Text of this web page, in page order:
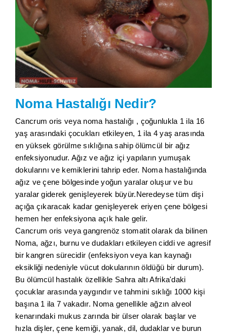
Noma Hastalığı Nedir?
Cancrum oris veya noma hastalığı , çoğunlukla 1 ila 16
yaş arasındaki çocukları etkileyen, 1 ila 4 yaş arasında
en yüksek görülme sıklığına sahip ölümcül bir ağız
enfeksiyonudur. Ağız ve ağız içi yapıların yumuşak
dokularını ve kemiklerini tahrip eder. Noma hastalığında
ağız ve çene bölgesinde yoğun yaralar oluşur ve bu
yaralar giderek genişleyerek büyür.Neredeyse tüm dişi
açığa çıkaracak kadar genişleyerek eriyen çene bölgesi
hemen her enfeksiyona açık hale gelir.
Cancrum oris veya gangrenöz stomatit olarak da bilinen
Noma, ağzı, burnu ve dudakları etkileyen ciddi ve agresif
bir kangren sürecidir (enfeksiyon veya kan kaynağı
eksikliği nedeniyle vücut dokularının öldüğü bir durum).
Bu ölümcül hastalık özellikle Sahra altı Afrika'daki
çocuklar arasında yaygındır ve tahmini sıklığı 1000 kişi
başına 1 ila 7 vakadır. Noma genellikle ağzın alveol
kenarındaki mukus zarında bir ülser olarak başlar ve
hızla dişler, çene kemiği, yanak, dil, dudaklar ve burun